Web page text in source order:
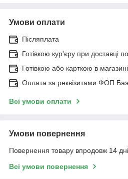
Умови оплати
Післяплата
Готівкою кур'єру при доставці
Готівкою або карткою в
Оплата за реквізитами ФОП
Всі умови оплати
Умови повернення
Повернення товару впродовж 14
Всі умови повернення